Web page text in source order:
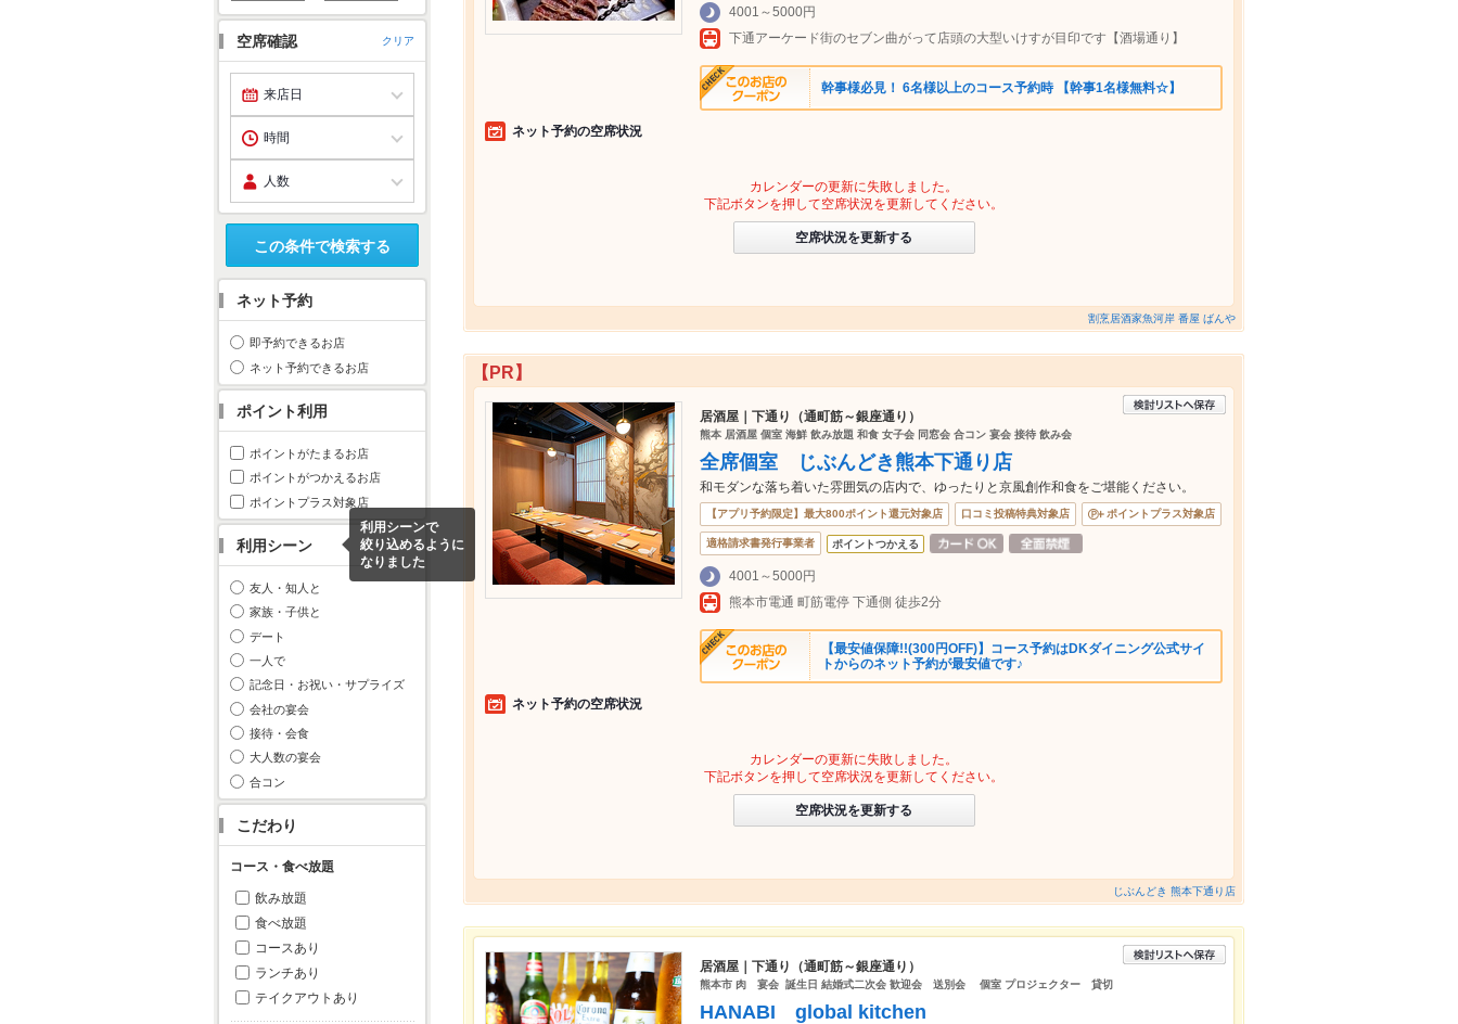
空席確認 クリア
この条件で検索する
ネット予約
即予約できるお店
ネット予約できるお店
ポイント利用
ポイントがたまるお店
ポイントがつかえるお店
ポイントプラス対象店
利用シーン
利用シーンで
絞り込めるように
なりました
友人・知人と
家族・子供と
デート
一人で
記念日・お祝い・サプライズ
会社の宴会
接待・会食
大人数の宴会
合コン
こだわり
コース・食べ放題
飲み放題
食べ放題
コースあり
ランチあり
テイクアウトあり
4001～5000円
下通アーケード街のセブン曲がって店頭の大型いけすが目印です【酒場通り】
幹事様必見！ 6名様以上のコース予約時 【幹事1名様無料☆】
ネット予約の空席状況
カレンダーの更新に失敗しました。
下記ボタンを押して空席状況を更新してください。
空席状況を更新する
割烹居酒家魚河岸 番屋 ばんや
【PR】
居酒屋｜下通り（通町筋～銀座通り）
熊本 居酒屋 個室 海鮮 飲み放題 和食 女子会 同窓会 合コン 宴会 接待 飲み会
全席個室 じぶんどき熊本下通り店
和モダンな落ち着いた雰囲気の店内で、ゆったりと京風創作和食をご堪能ください。
【アプリ予約限定】最大800ポイント還元対象店 口コミ投稿特典対象店 ポイントプラス対象店
適格請求書発行事業者 ポイントつかえる
4001～5000円
熊本市電通 町筋電停 下通側 徒歩2分
【最安値保障!!(300円OFF)】コース予約はDKダイニング公式サイ
トからのネット予約が最安値です♪
ネット予約の空席状況
カレンダーの更新に失敗しました。
下記ボタンを押して空席状況を更新してください。
空席状況を更新する
じぶんどき 熊本下通り店
居酒屋｜下通り（通町筋～銀座通り）
熊本市 肉 宴会 誕生日 結婚式二次会 歓迎会 送別会 個室 プロジェクター 貸切
HANABI global kitchen